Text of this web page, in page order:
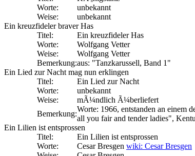
Worte:
unbekannt
Weise:
unbekannt
Ein kreuzfideler braver Has
Titel:
Ein kreuzfideler Has
Worte:
Wolfgang Vetter
Weise:
Wolfgang Vetter
Bemerkung:aus: "Tanzkarussell, Band 1"
Ein Lied zur Nacht mag nun erklingen
Titel:
Ein Lied zur Nacht
Worte:
unbekannt
Weise:
mÃ¼ndlich Ã¼berliefert
Bemerkung:
Worte: 1966, entstanden an einem
all you fair and tender ladies",
Ein Lilien ist entsprossen
Titel:
Ein Lilien ist entsprossen
Worte:
Cesar Bresgen wiki: Cesar Bresgen